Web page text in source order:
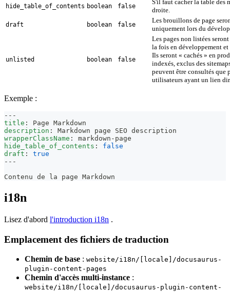
hide_table_of_contents boolean false
S'il faut cacher la table des
droite.
draft boolean false
Les brouillons de page
uniquement lors du
unlisted boolean false
Les pages non listées
la fois en développement
Ils seront « cachés » en
indexés, exclus des
peuvent être consultés que
utilisateurs ayant un lien
Exemple :
---
title :
Page Markdown
description :
Markdown page SEO description
wrapperClassName : markdown - page
hide_table_of_contents :
false
draft :
true
---
Contenu de la page Markdown
i18n
Lisez d'abord l'introduction i18n .
Emplacement des fichiers de traduction
Chemin de base : website/i18n/[locale]/docusaurus-
plugin-content-pages
Chemin d'accès multi-instance :
website/i18n/[locale]/docusaurus-plugin-content-